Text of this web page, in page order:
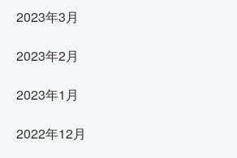
2023年3月
2023年2月
2023年1月
2022年12月